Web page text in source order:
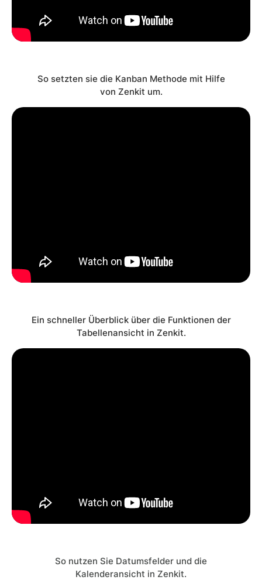
So setzten sie die Kanban Methode mit Hilfe
von Zenkit um.
Ein schneller Überblick über die Funktionen der
Tabellenansicht in Zenkit.
So nutzen Sie Datumsfelder und die
Kalenderansicht in Zenkit.